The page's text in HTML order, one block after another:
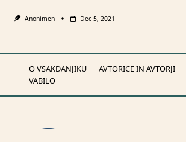
Anonimen Dec 5, 2021
O VSAKDANJIKU AVTORICE IN AVTORJI
VABILO